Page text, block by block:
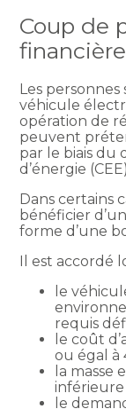
Coup de
Les
véhicule
opération de
peuvent
par le biais du
d’énergie
Dans certains
bénéficier
forme d’une
Il est accordé
le
requis
le coût
ou égal à
la masse
inférieure
le